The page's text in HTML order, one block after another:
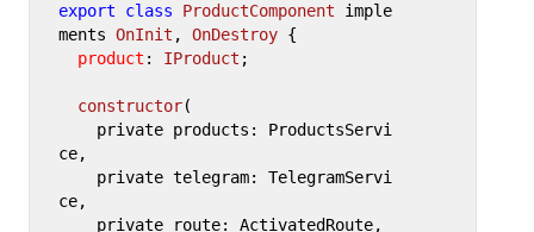
export
class ProductComponent imple
ments OnInit , OnDestroy {
product : IProduct ;
constructor(
ce,
ce,